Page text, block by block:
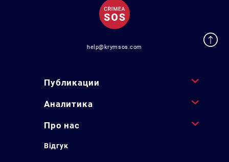
help@krymsos.com
Публикации
Аналитика
Про нас
Відгук